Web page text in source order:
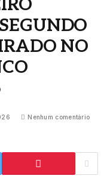
NO
Nenhum comentário